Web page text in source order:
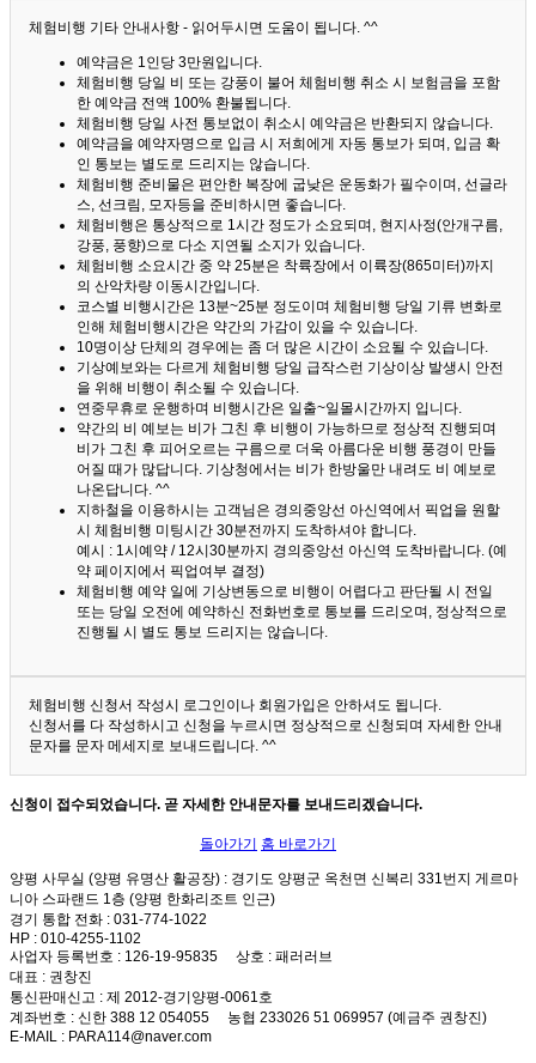
체험비행 기타 안내사항 - 읽어두시면 도움이 됩니다. ^^
예약금은 1인당 3만원입니다.
체험비행 당일 비 또는 강풍이 불어 체험비행 취소 시 보험금을 포함
한 예약금 전액 100% 환불됩니다.
체험비행 당일 사전 통보없이 취소시 예약금은 반환되지 않습니다.
예약금을 예약자명으로 입금 시 저희에게 자동 통보가 되며, 입금 확
인 통보는 별도로 드리지는 않습니다.
체험비행 준비물은 편안한 복장에 굽낮은 운동화가 필수이며, 선글라
스, 선크림, 모자등을 준비하시면 좋습니다.
체험비행은 통상적으로 1시간 정도가 소요되며, 현지사정(안개구름,
강풍, 풍향)으로 다소 지연될 소지가 있습니다.
체험비행 소요시간 중 약 25분은 착륙장에서 이륙장(865미터)까지
의 산악차량 이동시간입니다.
코스별 비행시간은 13분~25분 정도이며 체험비행 당일 기류 변화로
인해 체험비행시간은 약간의 가감이 있을 수 있습니다.
10명이상 단체의 경우에는 좀 더 많은 시간이 소요될 수 있습니다.
기상예보와는 다르게 체험비행 당일 급작스런 기상이상 발생시 안전
을 위해 비행이 취소될 수 있습니다.
연중무휴로 운행하며 비행시간은 일출~일몰시간까지 입니다.
약간의 비 예보는 비가 그친 후 비행이 가능하므로 정상적 진행되며
비가 그친 후 피어오르는 구름으로 더욱 아름다운 비행 풍경이 만들
어질 때가 많답니다. 기상청에서는 비가 한방울만 내려도 비 예보로
나온답니다. ^^
지하철을 이용하시는 고객님은 경의중앙선 아신역에서 픽업을 원할
시 체험비행 미팅시간 30분전까지 도착하셔야 합니다.
예시 : 1시예약 / 12시30분까지 경의중앙선 아신역 도착바랍니다. (예
약 페이지에서 픽업여부 결정)
체험비행 예약 일에 기상변동으로 비행이 어렵다고 판단될 시 전일
또는 당일 오전에 예약하신 전화번호로 통보를 드리오며, 정상적으로
진행될 시 별도 통보 드리지는 않습니다.
체험비행 신청서 작성시 로그인이나 회원가입은 안하셔도 됩니다.
신청서를 다 작성하시고 신청을 누르시면 정상적으로 신청되며 자세한 안내
문자를 문자 메세지로 보내드립니다. ^^
신청이 접수되었습니다. 곧 자세한 안내문자를 보내드리겠습니다.
돌아가기 홈 바로가기
양평 사무실 (양평 유명산 활공장) : 경기도 양평군 옥천면 신복리 331번지 게르마
니아 스파랜드 1층 (양평 한화리조트 인근)
경기 통합 전화 : 031-774-1022
HP : 010-4255-1102
사업자 등록번호 : 126-19-95835 상호 : 패러러브
대표 : 권창진
통신판매신고 : 제 2012-경기양평-0061호
계좌번호 : 신한 388 12 054055 농협 233026 51 069957 (예금주 권창진)
E-MAIL : PARA114@naver.com